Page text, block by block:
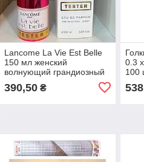
Lancome La Vie Est Belle
150 мл женский
волнующий грандиозный
390,50₴
0.3
100
538